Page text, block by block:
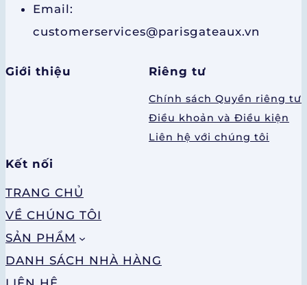
Email:
customerservices@parisgateaux.vn
Giới thiệu Riêng tư
Chính sách Quyền riêng tư
Điều khoản và Điều kiện
Liên hệ với chúng tôi
Kết nối
TRANG CHỦ
VỀ CHÚNG TÔI
SẢN PHẨM
DANH SÁCH NHÀ HÀNG